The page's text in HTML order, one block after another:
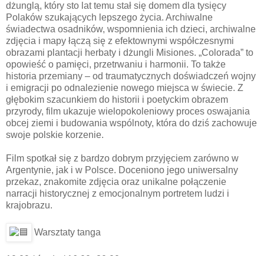
dżunglą, który sto lat temu stał się domem dla tysięcy
Polaków szukających lepszego życia. Archiwalne
świadectwa osadników, wspomnienia ich dzieci, archiwalne
zdjęcia i mapy łączą się z efektownymi współczesnymi
obrazami plantacji herbaty i dżungli Misiones. „Colorada” to
opowieść o pamięci, przetrwaniu i harmonii. To także
historia przemiany – od traumatycznych doświadczeń wojny
i emigracji po odnalezienie nowego miejsca w świecie. Z
głębokim szacunkiem do historii i poetyckim obrazem
przyrody, film ukazuje wielopokoleniowy proces oswajania
obcej ziemi i budowania wspólnoty, która do dziś zachowuje
swoje polskie korzenie.
Film spotkał się z bardzo dobrym przyjęciem zarówno w
Argentynie, jak i w Polsce. Doceniono jego uniwersalny
przekaz, znakomite zdjęcia oraz unikalne połączenie
narracji historycznej z emocjonalnym portretem ludzi i
krajobrazu.
Warsztaty tanga